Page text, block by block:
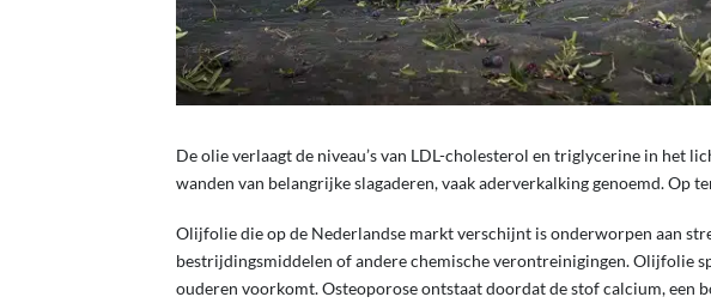
De olie verlaagt de niveau’s van LDL-cholesterol en triglycerine in het
wanden van belangrijke slagaderen, vaak aderverkalking genoemd.
Olijfolie die op de Nederlandse markt verschijnt is onderworpen aan
bestrijdingsmiddelen of andere chemische verontreinigingen. Olijfolie
ouderen voorkomt. Osteoporose ontstaat doordat de stof calcium,